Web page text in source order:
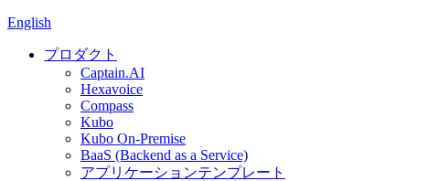
English
プロダクト
Captain.AI
Hexavoice
Compass
Kubo
Kubo On-Premise
BaaS (Backend as a Service)
アプリケーションテンプレート